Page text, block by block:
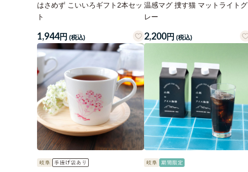
はさめず こいいろギフト2本セッ
ト
1,944円 (税込)
温感マグ 捜す猫 マットライトグ
レー
2,200円 (税込)